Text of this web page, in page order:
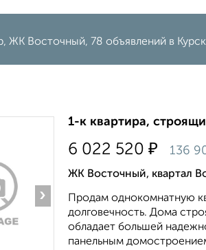
ЖК Восточный, 78 объявлений в
›
1-к квартира,
6 022 520 ₽ 136
ЖК Восточный, квартал
Продам однокомнатную
долговечность. Дома
обладает большей
панельным